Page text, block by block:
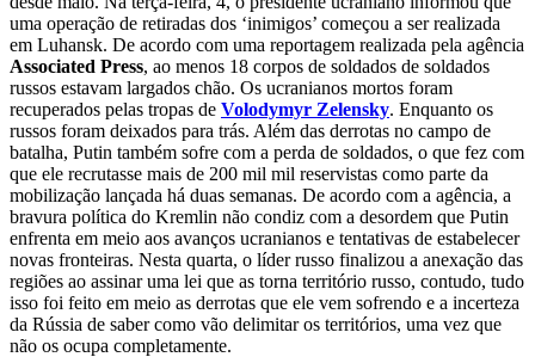
uma operação de retiradas dos ‘inimigos’ começou a ser realizada
em Luhansk. De acordo com uma reportagem realizada pela agência
Associated Press, ao menos 18 corpos de soldados de soldados
russos estavam largados chão. Os ucranianos mortos foram
recuperados pelas tropas de Volodymyr Zelensky. Enquanto os
russos foram deixados para trás. Além das derrotas no campo de
batalha, Putin também sofre com a perda de soldados, o que fez com
que ele recrutasse mais de 200 mil mil reservistas como parte da
mobilização lançada há duas semanas. De acordo com a agência, a
bravura política do Kremlin não condiz com a desordem que Putin
enfrenta em meio aos avanços ucranianos e tentativas de estabelecer
novas fronteiras. Nesta quarta, o líder russo finalizou a anexação das
regiões ao assinar uma lei que as torna território russo, contudo, tudo
isso foi feito em meio as derrotas que ele vem sofrendo e a incerteza
da Rússia de saber como vão delimitar os territórios, uma vez que
não os ocupa completamente.